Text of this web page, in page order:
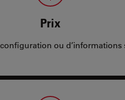
Prix
configuration ou d’informations